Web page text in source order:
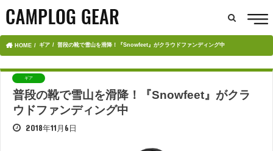
HOME ギア 普段の靴で雪山を滑降！『Snowfeet』がクラウドファンディング中
ギア
普段の靴で雪山を滑降！『Snowfeet』がクラ
ウドファンディング中
2018年11月6日